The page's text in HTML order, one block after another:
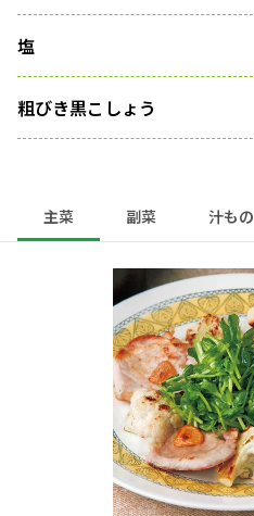
塩
粗びき黒こしょう
主菜 副菜 汁もの